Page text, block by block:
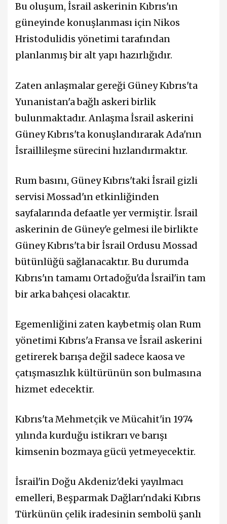
Bu oluşum, İsrail askerinin Kıbrıs'ın
güneyinde konuşlanması için Nikos
Hristodulidis yönetimi tarafından
planlanmış bir alt yapı hazırlığıdır.
Zaten anlaşmalar gereği Güney Kıbrıs'ta
Yunanistan'a bağlı askeri birlik
bulunmaktadır. Anlaşma İsrail askerini
Güney Kıbrıs'ta konuşlandırarak Ada'nın
İsraillileşme sürecini hızlandırmaktır.
Rum basını, Güney Kıbrıs'taki İsrail gizli
servisi Mossad'ın etkinliğinden
sayfalarında defaatle yer vermiştir. İsrail
askerinin de Güney'e gelmesi ile birlikte
Güney Kıbrıs'ta bir İsrail Ordusu Mossad
bütünlüğü sağlanacaktır. Bu durumda
Kıbrıs'ın tamamı Ortadoğu'da İsrail'in tam
bir arka bahçesi olacaktır.
Egemenliğini zaten kaybetmiş olan Rum
yönetimi Kıbrıs'a Fransa ve İsrail askerini
getirerek barışa değil sadece kaosa ve
çatışmasızlık kültürünün son bulmasına
hizmet edecektir.
Kıbrıs'ta Mehmetçik ve Mücahit'in 1974
yılında kurduğu istikrarı ve barışı
kimsenin bozmaya gücü yetmeyecektir.
İsrail'in Doğu Akdeniz'deki yayılmacı
emelleri, Beşparmak Dağları'ndaki Kıbrıs
Türkünün çelik iradesinin sembolü şanlı